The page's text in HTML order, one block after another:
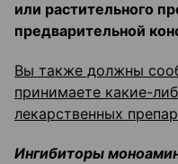
или растительного
предварительной
Вы также должны
принимаете какие-
лекарственных
Ингибиторы